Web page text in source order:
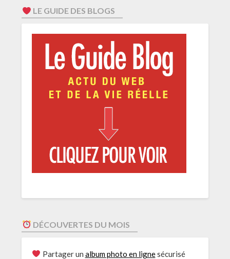
LE GUIDE DES BLOGS
DÉCOUVERTES DU MOIS
Partager un album photo en lignesécurisé